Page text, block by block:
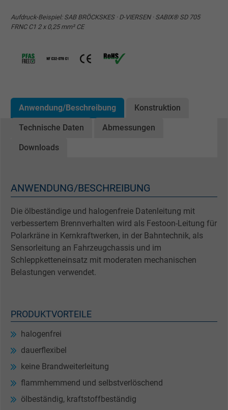
Aufdruck-Beispiel: SAB BRÖCKSKES · D-VIERSEN · SABIX® SD 705
FRNC C1 2 x 0,25 mm² CE
Anwendung/Beschreibung Konstruktion
Technische Daten Abmessungen
Downloads
ANWENDUNG/BESCHREIBUNG
Die ölbeständige und halogenfreie Datenleitung mit
verbessertem Brennverhalten wird als Festoon-Leitung für
Polarkräne in Kernkraftwerken, in der Bahntechnik, als
Sensorleitung an Fahrzeugchassis und im
Schleppketteneinsatz mit moderaten mechanischen
Belastungen verwendet.
PRODUKTVORTEILE
halogenfrei
dauerflexibel
keine Brandweiterleitung
flammhemmend und selbstverlöschend
ölbeständig, kraftstoffbeständig